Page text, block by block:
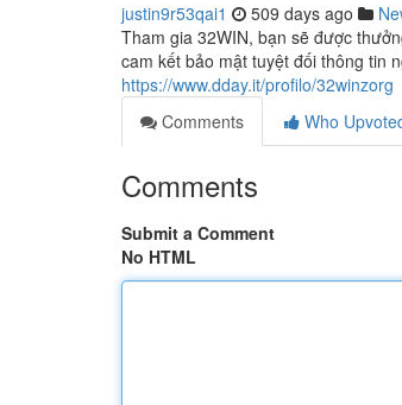
justin9r53qai1 509 days ago
Tham gia 32WIN, bạn sẽ được
cam kết bảo mật tuyệt đối thông tin
https://www.dday.it/profilo/32winzorg
Comments
Who
Comments
Submit a Comment
No HTML